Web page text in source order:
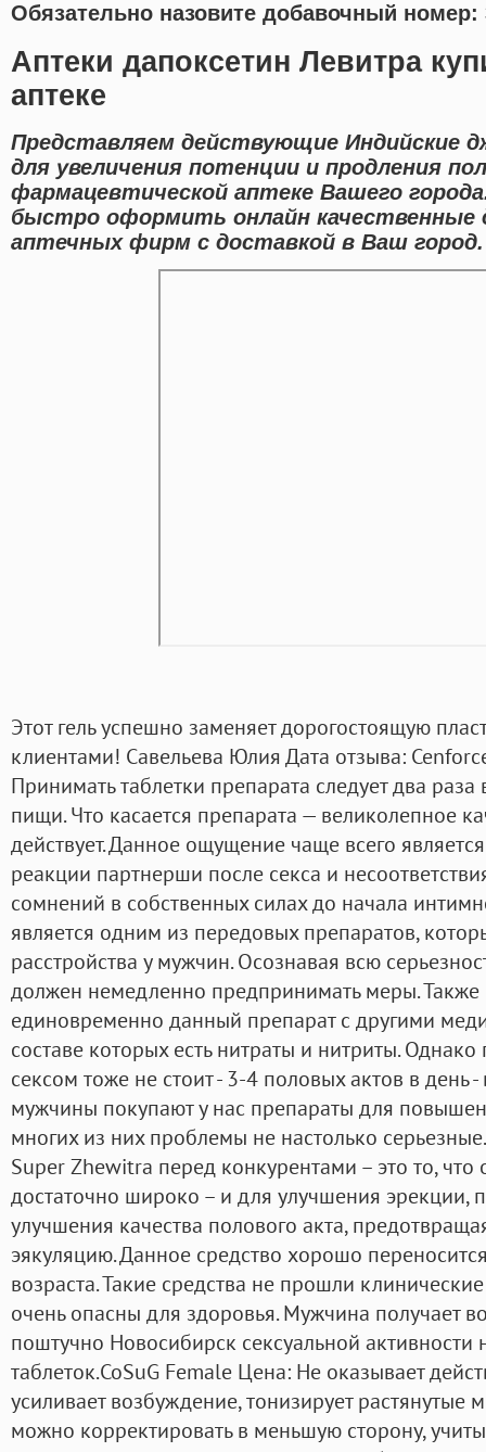
Обязательно назовите добавочный номер:
Аптеки дапоксетин Левитра
аптеке
Представляем действующие Индийские
для увеличения потенции и продления
фармацевтической аптеке Вашего
быстро оформить онлайн качественные
аптечных фирм с доставкой в Ваш город.
Этот гель успешно заменяет дорогостоящую
клиентами! Савельева Юлия Дата отзыва:
Принимать таблетки препарата следует два
пищи. Что касается препарата — великолепное
действует. Данное ощущение чаще всего
реакции партнерши после секса и
сомнений в собственных силах до начала
является одним из передовых препаратов,
расстройства у мужчин. Осознавая всю
должен немедленно предпринимать меры. Также
единовременно данный препарат с другими
составе которых есть нитраты и нитриты.
сексом тоже не стоит - 3-4 половых актов в день
мужчины покупают у нас препараты для
многих из них проблемы не настолько
Super Zhewitra перед конкурентами – это то, что
достаточно широко – и для улучшения эрекции,
улучшения качества полового акта,
эякуляцию. Данное средство хорошо
возраста. Такие средства не прошли
очень опасны для здоровья. Мужчина получает
поштучно Новосибирск сексуальной активности
таблеток.CoSuG Female Цена: Не оказывает
усиливает возбуждение, тонизирует
можно корректировать в меньшую сторону,